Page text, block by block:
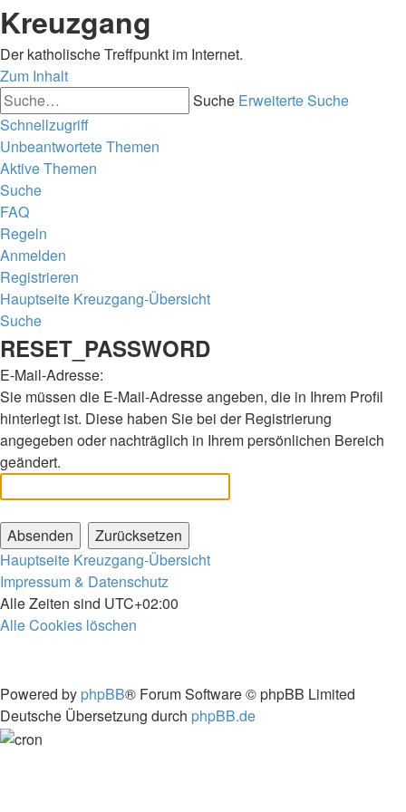
Kreuzgang
Der katholische Treffpunkt im Internet.
Zum Inhalt
Suche Erweiterte Suche
Schnellzugriff
Unbeantwortete Themen
Aktive Themen
Suche
FAQ
Regeln
Anmelden
Registrieren
Hauptseite Kreuzgang-Übersicht
Suche
RESET_PASSWORD
E-Mail-Adresse:
Sie müssen die E-Mail-Adresse angeben, die in Ihrem Profil
hinterlegt ist. Diese haben Sie bei der Registrierung
angegeben oder nachträglich in Ihrem persönlichen Bereich
geändert.
Hauptseite Kreuzgang-Übersicht
Impressum & Datenschutz
Alle Zeiten sind UTC+02:00
Alle Cookies löschen
Powered by phpBB® Forum Software © phpBB Limited
Deutsche Übersetzung durch phpBB.de